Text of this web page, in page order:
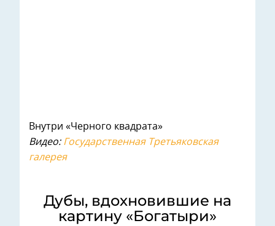
Внутри «Черного квадрата»
Видео: Государственная Третьяковская
галерея
Дубы, вдохновившие на
картину «Богатыри»